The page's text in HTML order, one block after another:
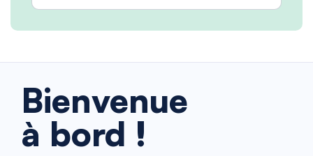
Bienvenue
à bord !